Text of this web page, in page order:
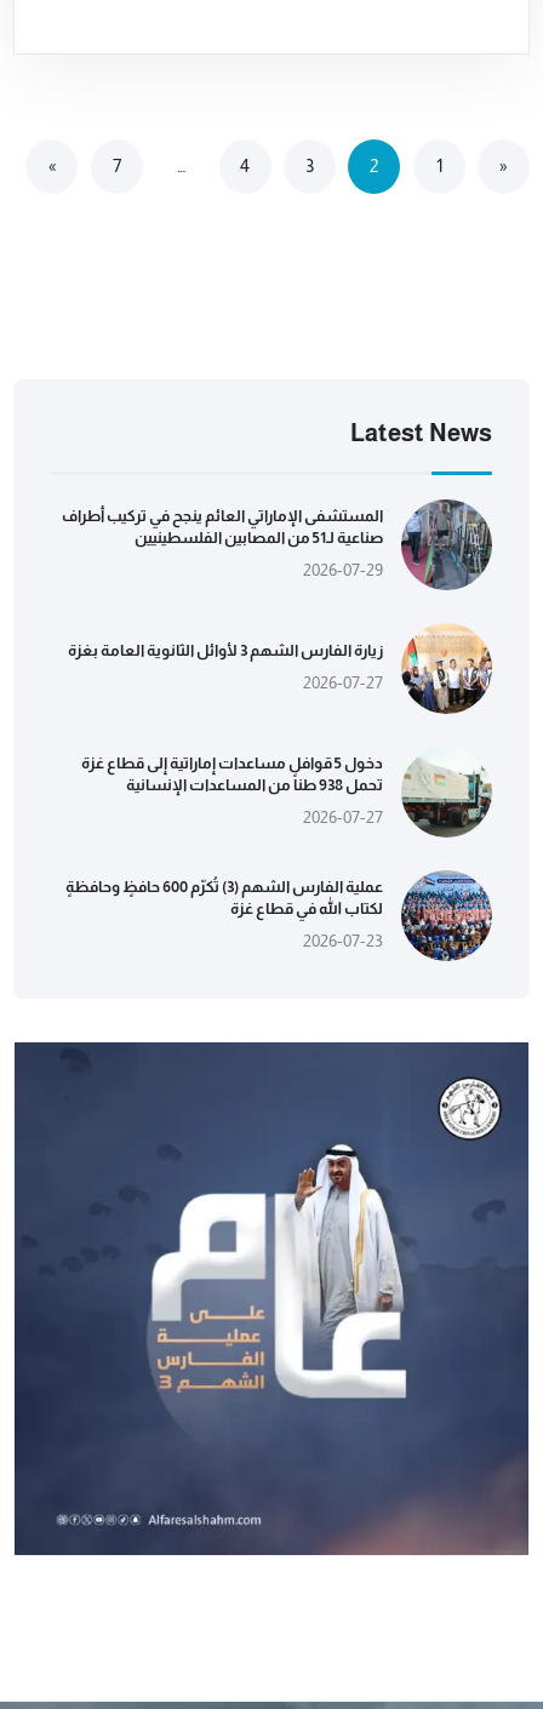
«
1
2
3
4
7
»
Latest News
المستشفى الإماراتي العائم ينجح في تركيب أطراف
صناعية لـ51 من المصابين الفلسطينيين
2026-07-29
زيارة الفارس الشهم 3 لأوائل الثانوية العامة بغزة
2026-07-27
دخول 5 قوافل مساعدات إماراتية إلى قطاع غزة
تحمل 938 طناً من المساعدات الإنسانية
2026-07-27
عملية الفارس الشهم (3) تُكرّم 600 حافظٍ وحافظةٍ
لكتاب الله في قطاع غزة
2026-07-23